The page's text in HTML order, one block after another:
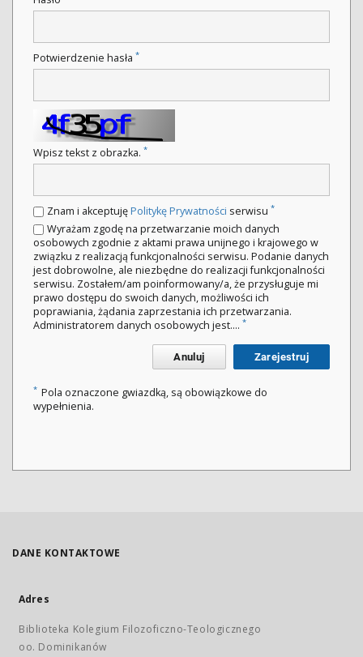
Potwierdzenie hasła *
Wpisz tekst z obrazka. *
Znam i akceptujęPolitykę Prywatności serwisu *
Wyrażam zgodę na przetwarzanie moich danych
osobowych zgodnie z aktami prawa unijnego i krajowego w
związku z realizacją funkcjonalności serwisu. Podanie danych
jest dobrowolne, ale niezbędne do realizacji funkcjonalności
serwisu. Zostałem/am poinformowany/a, że przysługuje mi
prawo dostępu do swoich danych, możliwości ich
poprawiania, żądania zaprzestania ich przetwarzania.
Administratorem danych osobowych jest.... *
Anuluj Zarejestruj
* Pola oznaczone gwiazdką, są obowiązkowe do
wypełnienia.
DANE KONTAKTOWE
Adres
Biblioteka Kolegium Filozoficzno-Teologicznego
oo. Dominikanów